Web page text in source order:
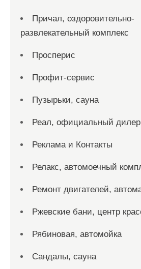
Причал, оздоровительно-
развлекательный комплекс
Просперис
Профит-сервис
Пузырьки, сауна
Реал, официальный
Реклама и Контакты
Релакс, автомоечный
Ремонт двигателей,
Ржевские бани, центр
Рябиновая, автомойка
Сандалы, сауна